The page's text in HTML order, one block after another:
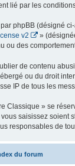
lié par les
phpBB (désigné
v2 »
ou des
de contenu
ou du droit
IP de tous les
Classique » se
saisissez soient
responsables de
du forum